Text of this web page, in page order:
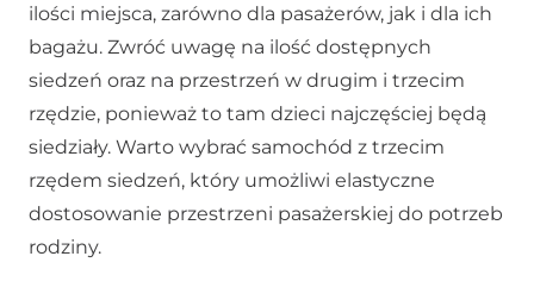
ilości miejsca, zarówno dla pasażerów, jak i dla ich
bagażu. Zwróć uwagę na ilość dostępnych
siedzeń oraz na przestrzeń w drugim i trzecim
rzędzie, ponieważ to tam dzieci najczęściej będą
siedziały. Warto wybrać samochód z trzecim
rzędem siedzeń, który umożliwi elastyczne
dostosowanie przestrzeni pasażerskiej do potrzeb
rodziny.